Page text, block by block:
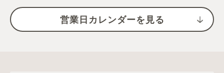
営業日カレンダーを見る